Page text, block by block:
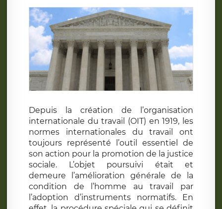
Depuis la création de l’organisation
internationale du travail (OIT) en 1919, les
normes internationales du travail ont
toujours représenté l’outil essentiel de
son action pour la promotion de la justice
sociale. L’objet poursuivi était et
demeure l’amélioration générale de la
condition de l’homme au travail par
l’adoption d’instruments normatifs. En